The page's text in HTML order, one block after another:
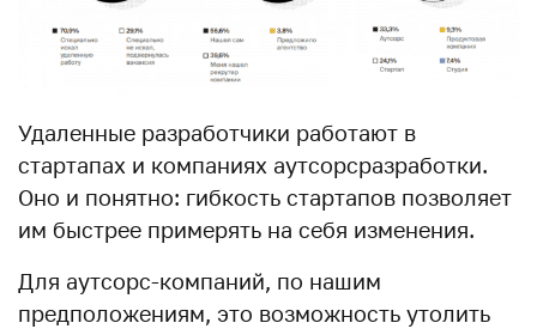
Удаленные разработчики работают в
стартапах и компаниях аутсорсразработки.
Оно и понятно: гибкость стартапов позволяет
им быстрее примерять на себя изменения.
Для аутсорс-компаний, по нашим
предположениям, это возможность утолить